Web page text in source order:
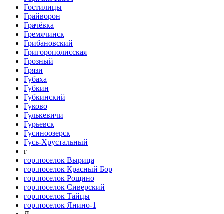
Гостилицы
Грайворон
Грачёвка
Гремячинск
Грибановский
Григорополисская
Грозный
Грязи
Губаха
Губкин
Губкинский
Гуково
Гулькевичи
Гурьевск
Гусиноозерск
Гусь-Хрустальный
г
гор.поселок Вырица
гор.поселок Красный Бор
гор.поселок Рощино
гор.поселок Сиверский
гор.поселок Тайцы
гор.поселок Янино-1